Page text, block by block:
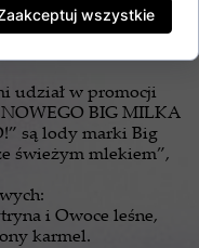
W PUDEŁKU
udział w promocji
BIG MILKA
są lody marki Big
świeżym mlekiem”,
i Owoce leśne,
karmel.
wszystkie